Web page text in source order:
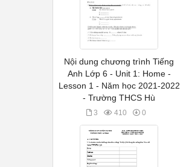
Nội dung chương trình Tiếng
Anh Lớp 6 - Unit 1: Home -
Lesson 1 - Năm học 2021-2022
- Trường THCS Hù
3 410 0